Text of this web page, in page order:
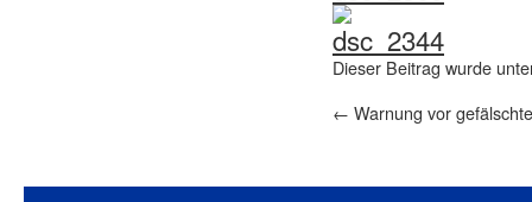
Dieser Beitrag wurde
← Warnung vor